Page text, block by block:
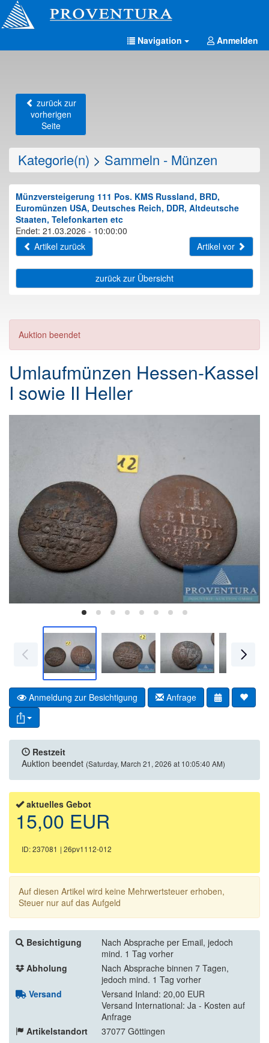
Navigation Anmelden
zurück zur
vorherigen
Seite
Kategorie(n) > Sammeln - Münzen
Münzversteigerung 111 Pos. KMS Russland, BRD,
Euromünzen USA, Deutsches Reich, DDR, Altdeutsche
Staaten, Telefonkarten etc
Endet: 21.03.2026 - 10:00:00
Artikel zurück
Artikel vor
zurück zur Übersicht
Auktion beendet
Umlaufmünzen Hessen-Kassel
I sowie II Heller
Anmeldung zur Besichtigung Anfrage
Restzeit
Auktion beendet (Saturday, March 21, 2026 at 10:05:40 AM)
aktuelles Gebot
15,00 EUR
ID: 237081 | 26pv1112-012
Auf diesen Artikel wird keine Mehrwertsteuer erhoben,
Steuer nur auf das Aufgeld
Besichtigung
Nach Absprache per Email, jedoch
mind. 1 Tag vorher
Abholung
Nach Absprache binnen 7 Tagen,
jedoch mind. 1 Tag vorher
Versand
Versand Inland: 20,00 EUR
Versand International: Ja - Kosten auf
Anfrage
Artikelstandort
37077 Göttingen